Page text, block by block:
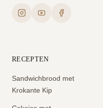
RECEPTEN
Sandwichbrood met
Krokante Kip